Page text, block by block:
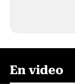
En video